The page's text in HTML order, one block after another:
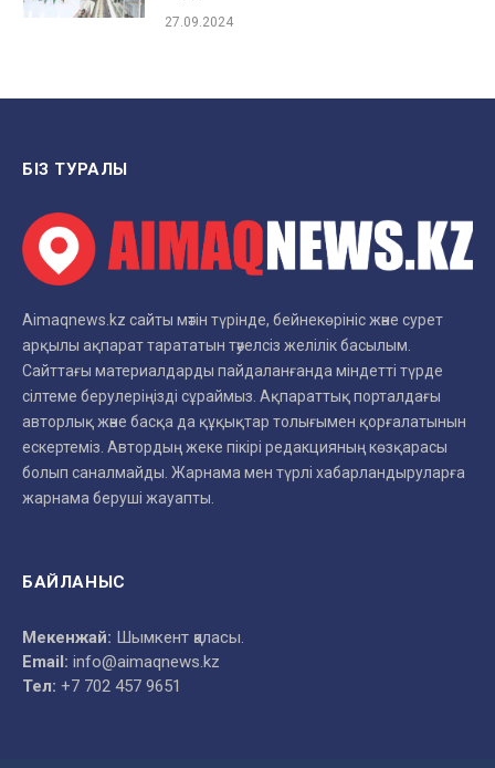
27.09.2024
БІЗ ТУРАЛЫ
Aimaqnews.kz сайты мәтін түрінде, бейнекөрініс және сурет
арқылы ақпарат тарататын тәуелсіз желілік басылым.
Сайттағы материалдарды пайдаланғанда міндетті түрде
сілтеме берулеріңізді сұраймыз. Ақпараттық порталдағы
авторлық және басқа да құқықтар толығымен қорғалатынын
ескертеміз. Автордың жеке пікірі редакцияның көзқарасы
болып саналмайды. Жарнама мен түрлі хабарландыруларға
жарнама беруші жауапты.
БАЙЛАНЫС
Мекенжай: Шымкент қаласы.
Email: info@aimaqnews.kz
Тел: +7 702 457 9651